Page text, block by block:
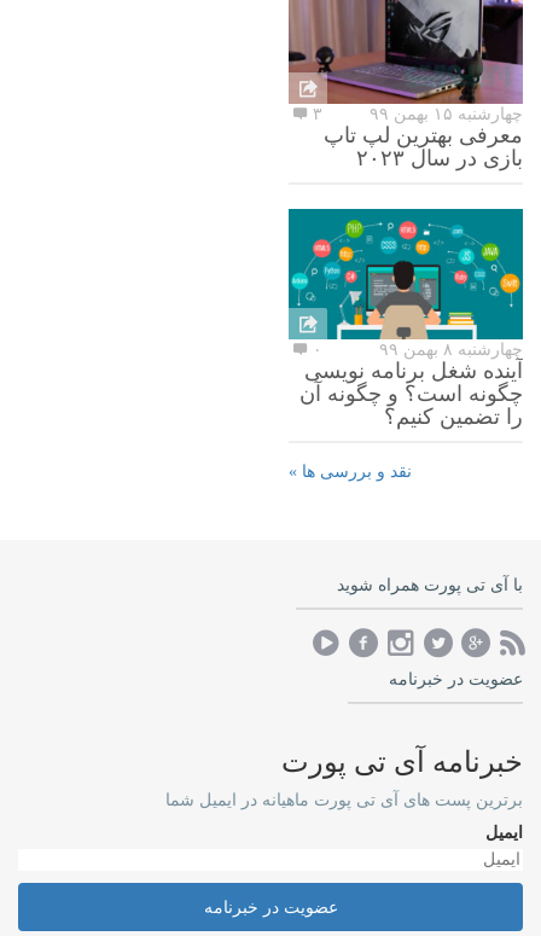
چهارشنبه ۱۵ بهمن ۹۹ ۳
معرفی بهترین لپ تاپ
بازی در سال ۲۰۲۳
چهارشنبه ۸ بهمن ۹۹ ۰
آینده شغل برنامه نویسی
چگونه است؟ و چگونه آن
را تضمین کنیم؟
نقد و بررسی ها »
با آی تی پورت همراه شوید
عضویت در خبرنامه
خبرنامه آی تی پورت
برترین پست های آی تی پورت ماهیانه در ایمیل شما
ایمیل
عضویت در خبرنامه